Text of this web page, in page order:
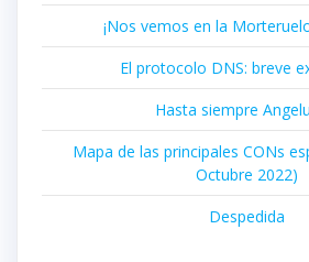
¡Nos vemos en la
El protocolo DNS: breve
Hasta siempre
Mapa de las principales CONs
Octubre 2022)
Despedida